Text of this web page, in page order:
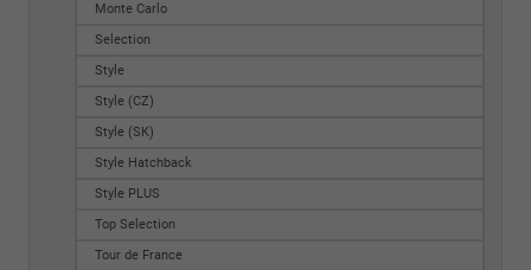
Monte Carlo
Selection
Style
Style (CZ)
Style (SK)
Style Hatchback
Style PLUS
Top Selection
Tour de France